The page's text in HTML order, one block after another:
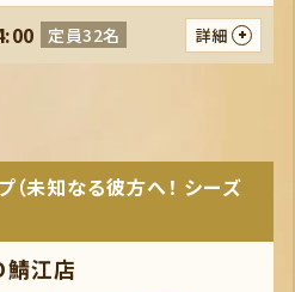
定員32名 詳細
（未知なる彼方へ！ シーズ
江店